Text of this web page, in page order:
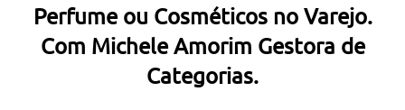
Perfume ou Cosméticos no Varejo.
Com Michele Amorim Gestora de
Categorias.